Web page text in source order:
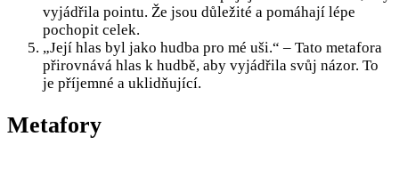
vyjádřila pointu. Že jsou důležité a pomáhají lépe
pochopit celek.
„Její hlas byl jako hudba pro mé uši.“ – Tato metafora
přirovnává hlas k hudbě, aby vyjádřila svůj názor. To
je příjemné a uklidňující.
Metafory